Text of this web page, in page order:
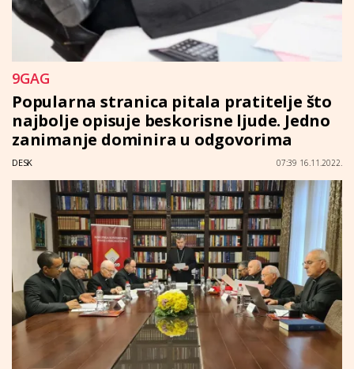
9GAG
Popularna stranica pitala pratitelje što
najbolje opisuje beskorisne ljude. Jedno
zanimanje dominira u odgovorima
DESK 07:39 16.11.2022.